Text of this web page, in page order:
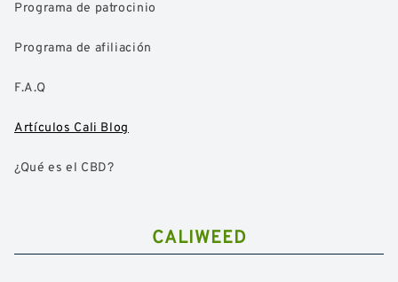
Programa de patrocinio
Programa de afiliación
F.A.Q
Artículos Cali Blog
¿Qué es el CBD?
CALIWEED